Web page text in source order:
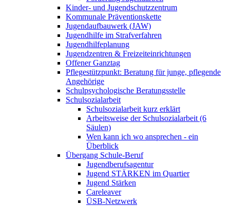
Kinder- und Jugendschutzzentrum
Kommunale Präventionskette
Jugendaufbauwerk (JAW)
Jugendhilfe im Strafverfahren
Jugendhilfeplanung
Jugendzentren & Freizeiteinrichtungen
Offener Ganztag
Pflegestützpunkt: Beratung für junge, pflegende
Angehörige
Schulpsychologische Beratungsstelle
Schulsozialarbeit
Schulsozialarbeit kurz erklärt
Arbeitsweise der Schulsozialarbeit (6
Säulen)
Wen kann ich wo ansprechen - ein
Überblick
Übergang Schule-Beruf
Jugendberufsagentur
Jugend STÄRKEN im Quartier
Jugend Stärken
Careleaver
ÜSB-Netzwerk